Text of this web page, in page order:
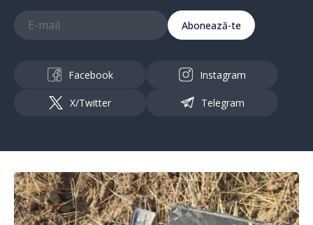
Abonează-te
Facebook Instagram
X/Twitter Telegram